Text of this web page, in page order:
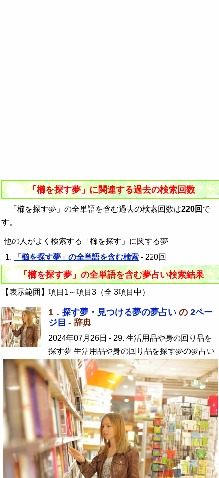
「櫛を探す夢」に関連する過去の検索回数
「櫛を探す夢」の全単語を含む過去の検索回数は220回 で
す。
他の人がよく検索する「櫛を探す」に関する夢
「櫛を探す夢」の全単語を含む検索 - 220回
「櫛を探す夢」の全単語を含む夢占い検索結果
【表示範囲】項目1～項目3（全 3項目中）
1． 探す夢・見つける夢の夢占い の 2ペー
ジ目 - 辞典
2024年07月26日 - 29. 生活用品や身の回り品を
探す夢 生活用品や身の回り品を探す夢の夢占い